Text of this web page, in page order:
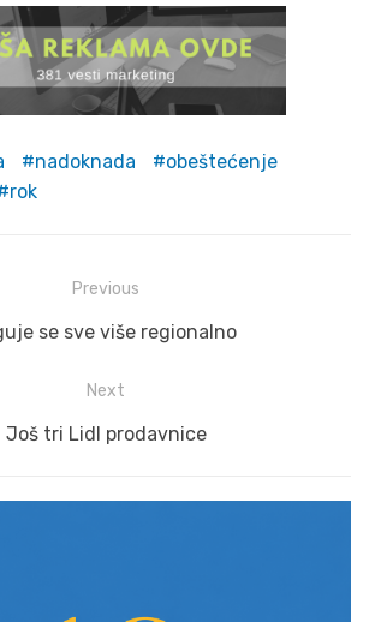
nadoknada
obeštećenje
rok
Previous
se sve više regionalno
Next
Next
Još tri Lidl prodavnice